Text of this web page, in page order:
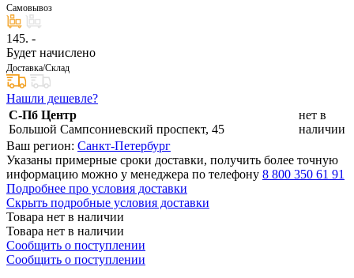
Самовывоз
145. -
Будет начислено
Доставка/Склад
Нашли дешевле?
С-Пб Центр
Большой Сампсониевский проспект, 45
нет в
наличии
Ваш регион: Санкт-Петербург
Указаны примерные сроки доставки, получить более точную
информацию можно у менеджера по телефону 8 800 350 61 91
Подробнее про условия доставки
Скрыть подробные условия доставки
Товара нет в наличии
Товара нет в наличии
Сообщить о поступлении
Сообщить о поступлении